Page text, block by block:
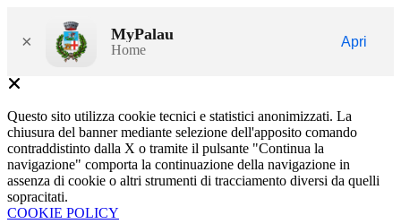
× MyPalau
Home
Apri
Questo sito utilizza cookie tecnici e statistici anonimizzati. La
chiusura del banner mediante selezione dell'apposito comando
contraddistinto dalla X o tramite il pulsante "Continua la
navigazione" comporta la continuazione della navigazione in
assenza di cookie o altri strumenti di tracciamento diversi da quelli
sopracitati.
COOKIE POLICY